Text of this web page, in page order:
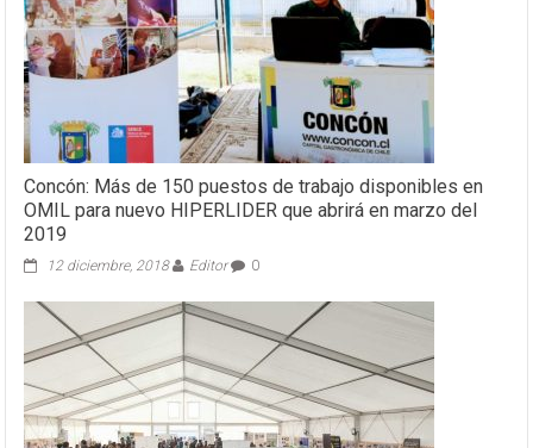
Concón: Más de 150 puestos de trabajo disponibles en
OMIL para nuevo HIPERLIDER que abrirá en marzo del
2019
12 diciembre, 2018 Editor 0